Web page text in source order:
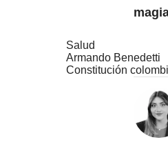
Salud
Armando Benedetti
Constitución